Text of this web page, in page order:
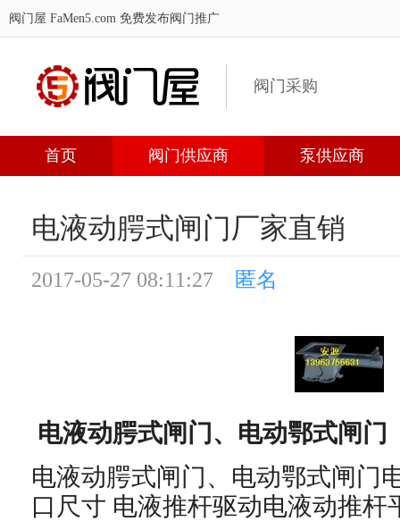
阀门屋 FaMen5.com 免费发布阀门推广
阀门采购
首页 阀门供应商 泵供应商
电液动腭式闸门厂家直销
2017-05-27 08:11:27 匿名
电液动腭式闸门、电动鄂式闸门
电液动腭式闸门、电动鄂式闸门
口尺寸 电液推杆驱动电液动推杆